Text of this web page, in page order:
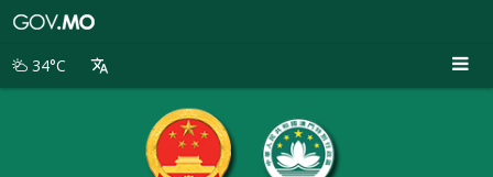
别
34°C